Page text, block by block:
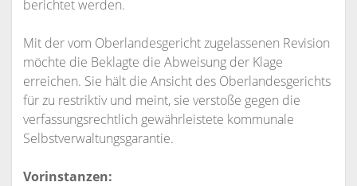
berichtet werden.
Mit der vom Oberlandesgericht zugelassenen Revision
möchte die Beklagte die Abweisung der Klage
erreichen. Sie hält die Ansicht des Oberlandesgerichts
für zu restriktiv und meint, sie verstoße gegen die
verfassungsrechtlich gewährleistete kommunale
Selbstverwaltungsgarantie.
Vorinstanzen: